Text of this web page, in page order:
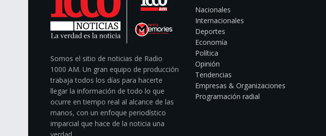
Somos el sitio de noticias de Radio
1000 AM. Un gran equipo de producción
trabaja todos los días para hacerte
llegar la información de todo lo que
ocurre en tiempo real al alcance de las
manos, con un enfoque periodístico
imparcial que hace de la noticia una
verdad.
Nacionales
Internacionales
Deportes
Economía
Política
Opinión
Tendencias
Empresas & Organizaciones
Programación radial